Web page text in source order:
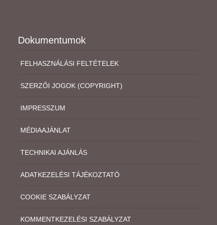
Dokumentumok
FELHASZNÁLÁSI FELTÉTELEK
SZERZŐI JOGOK (COPYRIGHT)
IMPRESSZUM
MÉDIAAJÁNLAT
TECHNIKAI AJÁNLÁS
ADATKEZELÉSI TÁJÉKOZTATÓ
COOKIE SZABÁLYZAT
KOMMENTKEZELÉSI SZABÁLYZAT